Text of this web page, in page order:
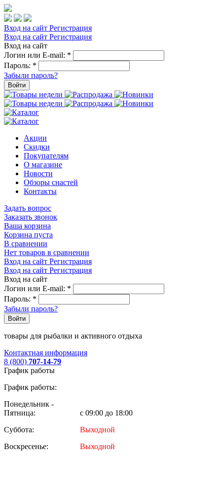
Вход на сайт Регистрация
Вход на сайт Регистрация
Вход на сайт
Логин или E-mail: *
Пароль: *
Забыли пароль?
Войти
Акции
Скидки
Покупателям
О магазине
Новости
Обзоры снастей
Контакты
Задать вопрос
Заказать звонок
Ваша корзина
Корзина пуста
В сравнении
Нет товаров в сравнении
Вход на сайт Регистрация
Вход на сайт Регистрация
Вход на сайт
Логин или E-mail: *
Пароль: *
Забыли пароль?
Войти
товары для рыбалки и активного отдыха
Контактная информация
8 (800) 707-14-79
График работы
График работы:
Понедельник -
Пятница:
с 09:00 до 18:00
Суббота:
Выходной
Воскресенье:
Выходной